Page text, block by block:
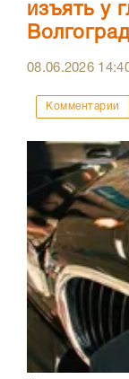
изъять у
08.06.2026
Комментарии